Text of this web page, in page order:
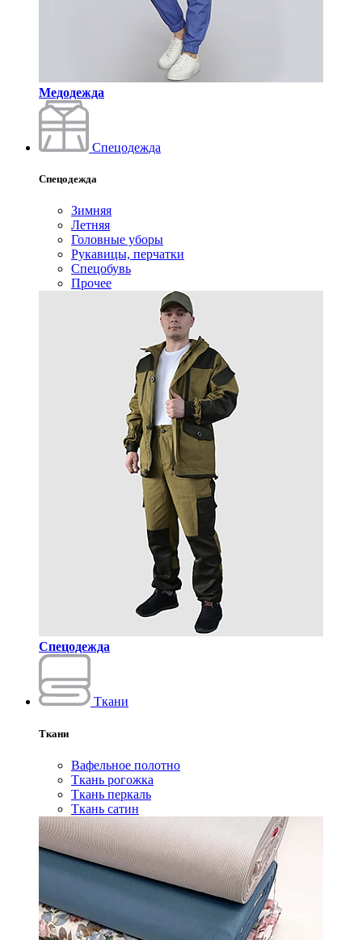
Медодежда
Спецодежда
Спецодежда
Зимняя
Летняя
Головные уборы
Рукавицы, перчатки
Спецобувь
Прочее
Спецодежда
Ткани
Ткани
Вафельное полотно
Ткань рогожка
Ткань перкаль
Ткань сатин